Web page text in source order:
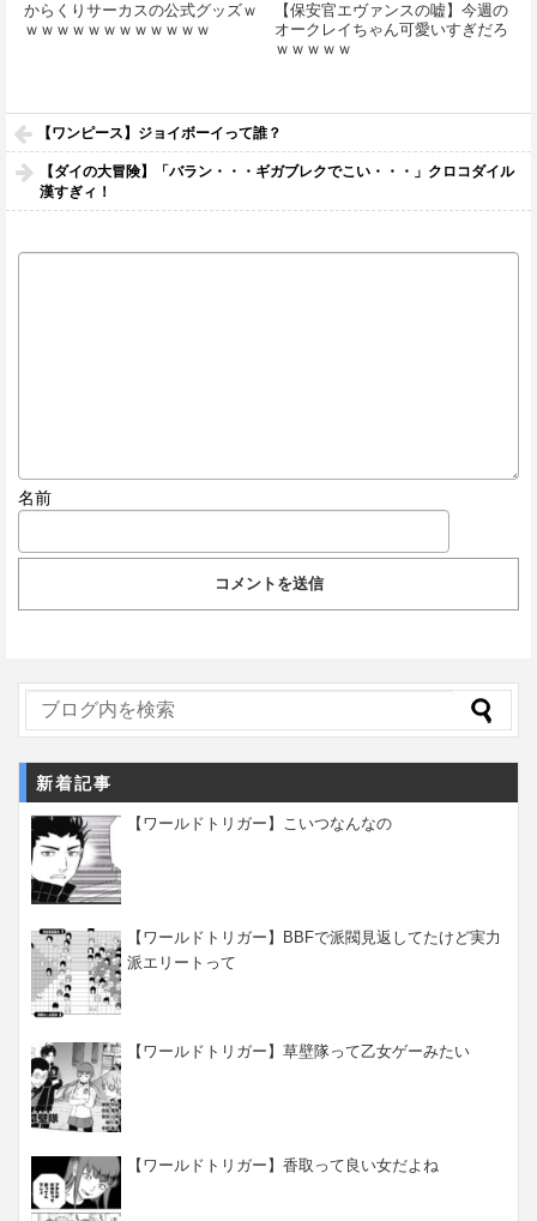
からくりサーカスの公式グッズｗ
ｗｗｗｗｗｗｗｗｗｗｗｗ
【保安官エヴァンスの嘘】今週の
オークレイちゃん可愛いすぎだろ
ｗｗｗｗｗ
【ワンピース】ジョイボーイって誰？
【ダイの大冒険】「バラン・・・ギガブレクでこい・・・」クロコダイル
漢すぎィ！
名前
新着記事
【ワールドトリガー】こいつなんなの
【ワールドトリガー】BBFで派閥見返してたけど実力
派エリートって
【ワールドトリガー】草壁隊って乙女ゲーみたい
【ワールドトリガー】香取って良い女だよね